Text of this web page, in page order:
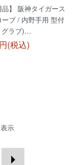
品】 阪神タイガース
ブ / 内野手用 型付
グラブ)…
(税込)
表示